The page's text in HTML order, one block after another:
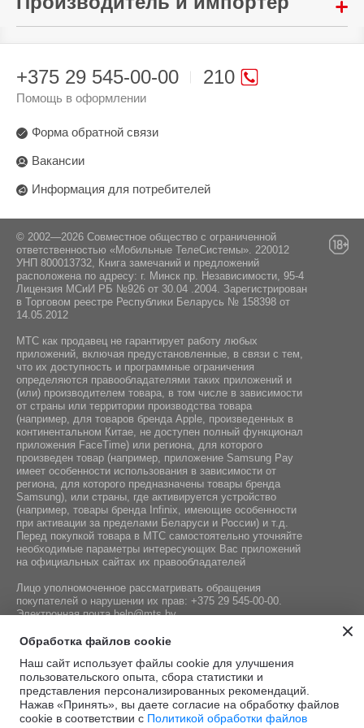
Комплектация:
Пульт
1.25 :1
Тип матрицы:
LCD
Разрешение матрицы:
Высота:
263.6 мм
2570 г
Стандарт Bluetooth:
5.1
Да
1 шт
Произведено в стране:
Производитель:
Science Park East Avenue, Hong Kong Science
Park, Shatin, NT, Hong Kong, Китай.
ООО «Единая торговая компания», 223017,
а/г Гатово, д. 5, пом. 78, тел. +375172940082.
210
+375 29 545-00-00
Помощь в оформлении
Форма обратной связи
Вакансии
Информация для потребителей
© 2002—2026 Совместное общество с ограниченной
ответственностью «Мобильные ТелеСистемы». 220012
УНП 800013732, Книга замечаний и предложений
расположена по адресу: г. Минск пр. Независимости, 95-4
Лицензия МСиИ РБ №926 от 30.04 .2004. Зарегистрирован
в Торговом реестре Республики Беларусь № 158398 от
14.05.2012
МТС как продавец не гарантирует работу любых
приложений, включая предустановленные, в связи с тем,
что их доступность и программные ограничения
определяются правообладателями таких приложений и
(или) производителем товара, в том числе в зависимости
от страны или территории производства товара
(например, для товаров бренда Apple, произведенных в
континентальном Китае, не доступен полный функционал
приложения FaceTime) или региона, для которого
произведен товар (например, приложение Samsung Pay
имеет особенности использования в зависимости от
региона, для которого предназначены товары бренда
Samsung), или страны, где активируется устройство
(например, товары бренда Infiniх, имеющие особенности
при активации за пределами Беларуси и России) и т.д.
Перед покупкой товара в МТС самостоятельно уточняйте
необходимые параметры интересующих Вас приложений
на официальных сайтах их правообладателей
Лицо уполномоченное рассматривать обращения
покупателей о нарушении их прав: +375 29 545-00-00.
Электронная почтаhelp@mts.by
Номер телефона работников местных исполнительных и
регистрации СООО «Мобильные ТелеСистемы»,
уполномоченных рассматривать обращения покупателей:
+375 17 215-14-65
Обработка файлов cookie
Наш сайт использует файлы cookie для улучшения
пользовательского опыта, сбора статистики и
представления персонализированных рекомендаций.
Нажав «Принять», вы даете согласие на обработку файлов
cookie в соответствии с Политикой обработки файлов